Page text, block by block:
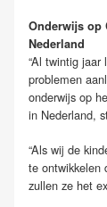
Onderwijs op
Nederland
“Al twintig
problemen
onderwijs op
in Nederland,
“Als wij de
te ontwikkelen
zullen ze het